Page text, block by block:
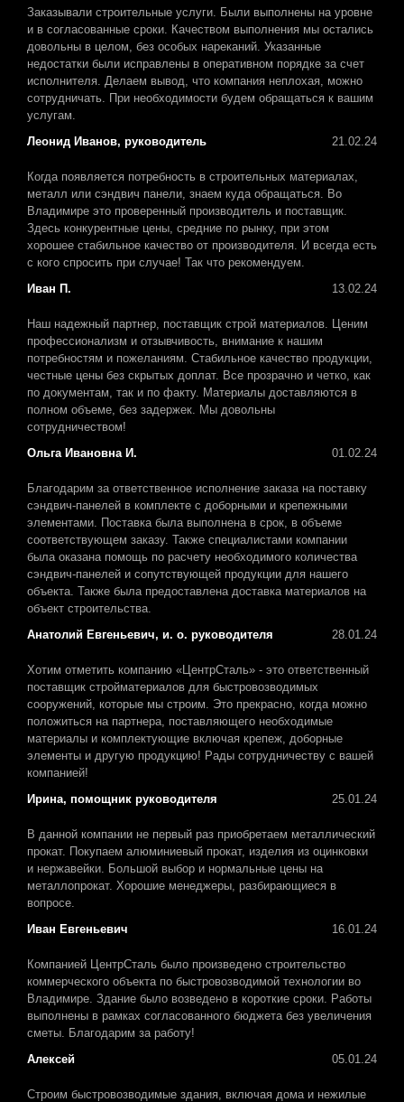
Заказывали строительные услуги. Были выполнены на уровне
и в согласованные сроки. Качеством выполнения мы остались
довольны в целом, без особых нареканий. Указанные
недостатки были исправлены в оперативном порядке за счет
исполнителя. Делаем вывод, что компания неплохая, можно
сотрудничать. При необходимости будем обращаться к вашим
услугам.
Леонид Иванов, руководитель
21.02.24
Когда появляется потребность в строительных материалах,
металл или сэндвич панели, знаем куда обращаться. Во
Владимире это проверенный производитель и поставщик.
Здесь конкурентные цены, средние по рынку, при этом
хорошее стабильное качество от производителя. И всегда есть
с кого спросить при случае! Так что рекомендуем.
Иван П.
13.02.24
Наш надежный партнер, поставщик строй материалов. Ценим
профессионализм и отзывчивость, внимание к нашим
потребностям и пожеланиям. Стабильное качество продукции,
честные цены без скрытых доплат. Все прозрачно и четко, как
по документам, так и по факту. Материалы доставляются в
полном объеме, без задержек. Мы довольны
сотрудничеством!
Ольга Ивановна И.
01.02.24
Благодарим за ответственное исполнение заказа на поставку
сэндвич-панелей в комплекте с доборными и крепежными
элементами. Поставка была выполнена в срок, в объеме
соответствующем заказу. Также специалистами компании
была оказана помощь по расчету необходимого количества
сэндвич-панелей и сопутствующей продукции для нашего
объекта. Также была предоставлена доставка материалов на
объект строительства.
Анатолий Евгеньевич, и. о. руководителя
28.01.24
Хотим отметить компанию «ЦентрСталь» - это ответственный
поставщик стройматериалов для быстровозводимых
сооружений, которые мы строим. Это прекрасно, когда можно
положиться на партнера, поставляющего необходимые
материалы и комплектующие включая крепеж, доборные
элементы и другую продукцию! Рады сотрудничеству с вашей
компанией!
Ирина, помощник руководителя
25.01.24
В данной компании не первый раз приобретаем металлический
прокат. Покупаем алюминиевый прокат, изделия из оцинковки
и нержавейки. Большой выбор и нормальные цены на
металлопрокат. Хорошие менеджеры, разбирающиеся в
вопросе.
Иван Евгеньевич
16.01.24
Компанией ЦентрСталь было произведено строительство
коммерческого объекта по быстровозводимой технологии во
Владимире. Здание было возведено в короткие сроки. Работы
выполнены в рамках согласованного бюджета без увеличения
сметы. Благодарим за работу!
Алексей
05.01.24
Строим быстровозводимые здания, включая дома и нежилые